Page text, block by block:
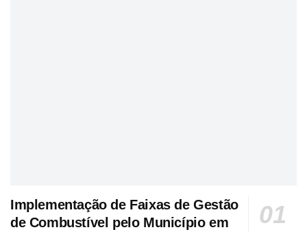
Implementação de Faixas de Gestão
de Combustível pelo Município em